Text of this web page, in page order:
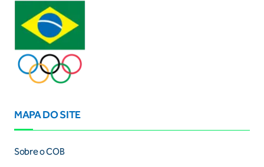
MAPA DO SITE
Sobre o COB